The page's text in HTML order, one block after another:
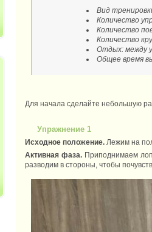
Вид трени
Количество
Количество
Количество
Отдых: между
Общее время
Для начала сделайте небольшую
Упражнение 1
Исходное положение. Лежим на
Активная фаза. Приподнимаем
разводим в стороны, чтобы